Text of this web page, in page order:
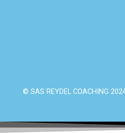
© SAS REYDEL COACHING